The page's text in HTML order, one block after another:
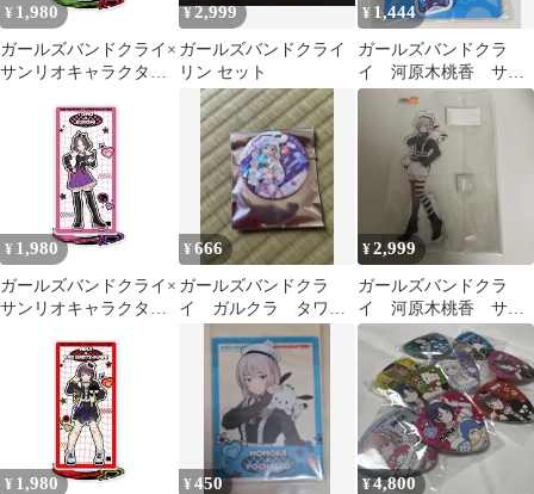
¥ 1,980
ガールズバンドクライ×
サンリオキャラクター
ーキティ（コラボイラ
スト） アクリルスタン
ド ガルクラ 新品 未開
封品 正規品 Proxy OK
¥2,999
ガールズバンドクライ
リン セット
¥ 1,444
ガールズバンドクラ
イ 河原木桃香 サン
リオ マルチクリッ
プ 新品未開封
¥ 1,980
ガールズバンドクライ×
サンリオキャラクター
（コラボイラスト） ア
クリルスタンド ガルク
ラ 新品 未開封品 正規
品 Proxy OK
¥666
ガールズバンドクラ
イ ガルクラ タワー
缶バッジ アイ
¥2,999
ガールズバンドクラ
イ 河原木桃香 サン
リオ ポチャッコ
BIGアクリルスタンド
¥ 1,980 ¥450 ¥4,800